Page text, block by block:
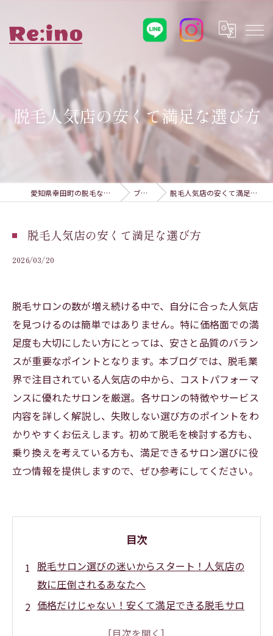
脱毛人気店の安くて満足な選び方
愛知県幸田町の脱毛ならRe:ino ブログ 脱毛人気店の安くて満足な選び方
脱毛人気店の安くて満足な選び方
2026/03/20
脱毛サロンの数が増え続ける中で、自分に合った人気店
を見つけるのは簡単ではありません。特に価格面での満
足度も大切にしたい方にとっては、安さと品質のバラン
スが重要なポイントとなります。本ブログでは、脱毛業
界で注目されている人気店の中から、コストパフォーマ
ンスに優れたサロンを厳選。各サロンの特徴やサービス
内容を詳しく解説し、失敗しない選び方のポイントをわ
かりやすくお伝えします。初めて脱毛を検討する方も、
乗り換えを考えている方も、満足できるサロン選びに役
立つ情報を提供しますので、ぜひ参考にしてください。
目次
脱毛サロン選びの迷いからスタート！人気店の
数に圧倒されるあなたへ
価格だけじゃない！安くて満足できる脱毛サロ